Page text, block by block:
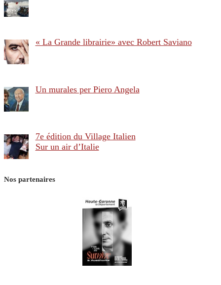
« La Grande librairie» avec Robert Saviano
Un murales per Piero Angela
7e édition du Village Italien
Sur un air d’Italie
Nos partenaires